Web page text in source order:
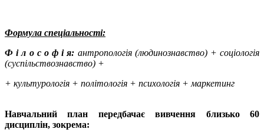
Формула спеціальності:
Ф і л о с о ф і я: антропологія (людинознавство) + соціологія
(суспільствознавство) +
+ культурологія + політологія + психологія + маркетинг
Навчальний план передбачає вивчення близько 60
дисциплін, зокрема: